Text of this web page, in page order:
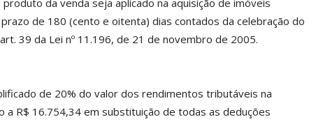
da venda seja aplicado na aquisição de imóveis
de 180 (cento e oitenta) dias contados da celebração do
39 da Lei nº 11.196, de 21 de novembro de 2005.
de 20% do valor dos rendimentos tributáveis na
a R$ 16.754,34 em substituição de todas as deduções